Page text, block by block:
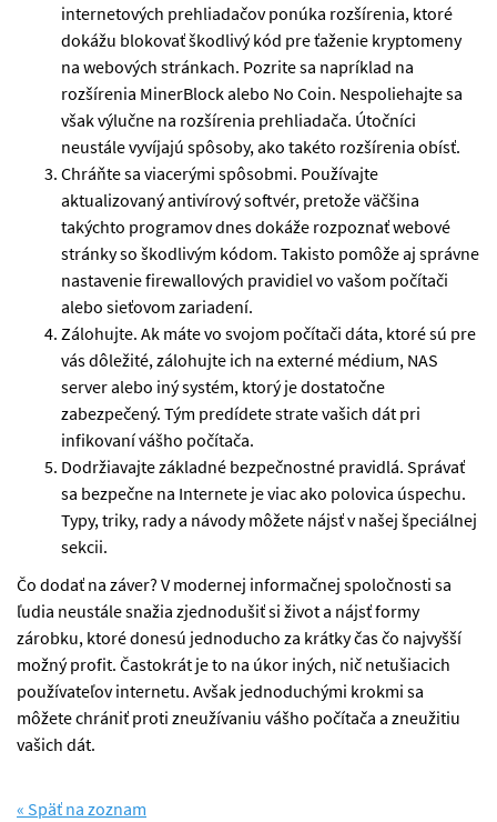
internetových prehliadačov ponúka rozšírenia, ktoré
dokážu blokovať škodlivý kód pre ťaženie kryptomeny
na webových stránkach. Pozrite sa napríklad na
rozšírenia MinerBlock alebo No Coin. Nespoliehajte sa
však výlučne na rozšírenia prehliadača. Útočníci
neustále vyvíjajú spôsoby, ako takéto rozšírenia obísť.
Chráňte sa viacerými spôsobmi. Používajte
aktualizovaný antivírový softvér, pretože väčšina
takýchto programov dnes dokáže rozpoznať webové
stránky so škodlivým kódom. Takisto pomôže aj správne
nastavenie firewallových pravidiel vo vašom počítači
alebo sieťovom zariadení.
Zálohujte. Ak máte vo svojom počítači dáta, ktoré sú pre
vás dôležité, zálohujte ich na externé médium, NAS
server alebo iný systém, ktorý je dostatočne
zabezpečený. Tým predídete strate vašich dát pri
infikovaní vášho počítača.
Dodržiavajte základné bezpečnostné pravidlá. Správať
sa bezpečne na Internete je viac ako polovica úspechu.
Typy, triky, rady a návody môžete nájsť v našej špeciálnej
sekcii.
Čo dodať na záver? V modernej informačnej spoločnosti sa
ľudia neustále snažia zjednodušiť si život a nájsť formy
zárobku, ktoré donesú jednoducho za krátky čas čo najvyšší
možný profit. Častokrát je to na úkor iných, nič netušiacich
používateľov internetu. Avšak jednoduchými krokmi sa
môžete chrániť proti zneužívaniu vášho počítača a zneužitiu
vašich dát.
« Späť na zoznam